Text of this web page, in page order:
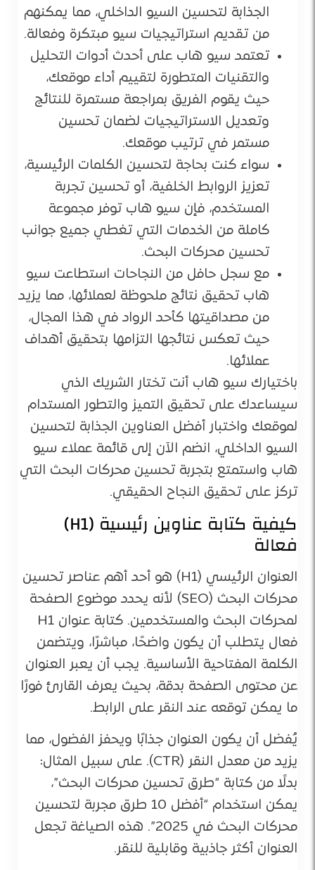
الجذابة لتحسين السيو الداخلي، مما يمكنهم
من تقديم استراتيجيات سيو مبتكرة وفعالة.
تعتمد سيو هاب على أحدث أدوات التحليل
والتقنيات المتطورة لتقييم أداء موقعك،
حيث يقوم الفريق بمراجعة مستمرة للنتائج
وتعديل الاستراتيجيات لضمان تحسين
مستمر في ترتيب موقعك.
سواء كنت بحاجة لتحسين الكلمات الرئيسية،
تعزيز الروابط الخلفية، أو تحسين تجربة
المستخدم، فإن سيو هاب توفر مجموعة
كاملة من الخدمات التي تغطي جميع جوانب
تحسين محركات البحث.
مع سجل حافل من النجاحات استطاعت سيو
هاب تحقيق نتائج ملحوظة لعملائها، مما يزيد
من مصداقيتها كأحد الرواد في هذا المجال،
حيث تعكس نتائجها التزامها بتحقيق أهداف
عملائها.
باختيارك سيو هاب أنت تختار الشريك الذي
سيساعدك على تحقيق التميز والتطور المستدام
لموقعك واختبار أفضل العناوين الجذابة لتحسين
السيو الداخلي، انضم الآن إلى قائمة عملاء سيو
هاب واستمتع بتجربة تحسين محركات البحث التي
تركز على تحقيق النجاح الحقيقي.
كيفية كتابة عناوين رئيسية (H1)
فعالة
العنوان الرئيسي (H1) هو أحد أهم عناصر تحسين
محركات البحث (SEO) لأنه يحدد موضوع الصفحة
لمحركات البحث والمستخدمين. كتابة عنوان H1
فعال يتطلب أن يكون واضحًا، مباشرًا، ويتضمن
الكلمة المفتاحية الأساسية. يجب أن يعبر العنوان
عن محتوى الصفحة بدقة، بحيث يعرف القارئ فورًا
ما يمكن توقعه عند النقر على الرابط.
يُفضل أن يكون العنوان جذابًا ويحفز الفضول، مما
يزيد من معدل النقر (CTR). على سبيل المثال:
بدلًا من كتابة “طرق تحسين محركات البحث”،
يمكن استخدام “أفضل 10 طرق مجربة لتحسين
محركات البحث في 2025”. هذه الصياغة تجعل
العنوان أكثر جاذبية وقابلية للنقر.